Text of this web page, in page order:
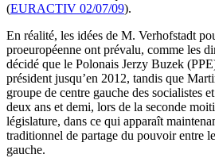
(EURACTIV 02/07/09).
En réalité, les idées de M. Verhofstadt
proeuropéenne ont prévalu, comme les
décidé que le Polonais Jerzy Buzek
président jusqu’en 2012, tandis que
groupe de centre gauche des socialistes
deux ans et demi, lors de la seconde
législature, dans ce qui apparaît
traditionnel de partage du pouvoir entre
gauche.